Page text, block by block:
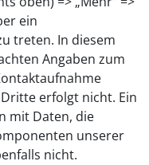
ein
treten. In diesem
Angaben zum
erfolgt nicht. Ein
mit Daten, die
unserer
nicht.